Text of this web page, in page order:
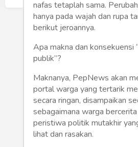
Gaya
Wisata
Wanita
nafas tetaplah sama.
hanya pada wajah dan rupa
berikut jeroannya.
Apa makna dan konsekuensi
publik”?
Maknanya, PepNews akan
portal warga yang tertarik
secara ringan, disampaikan
sebagaimana warga
peristiwa politik mutakhir
lihat dan rasakan.